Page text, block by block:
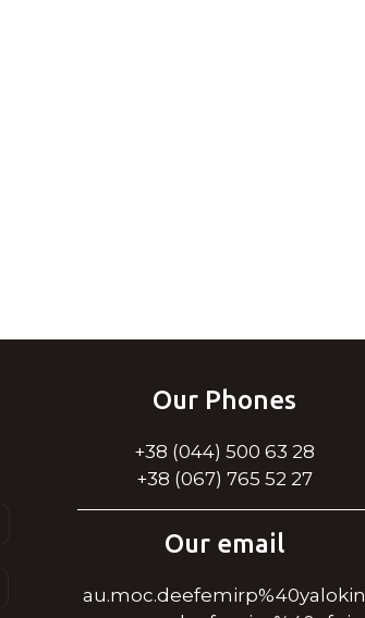
Our Phones
+38 (044) 500 63 28
+38 (067) 765 52 27
Our email
au.moc.deefemirp%40yalokin